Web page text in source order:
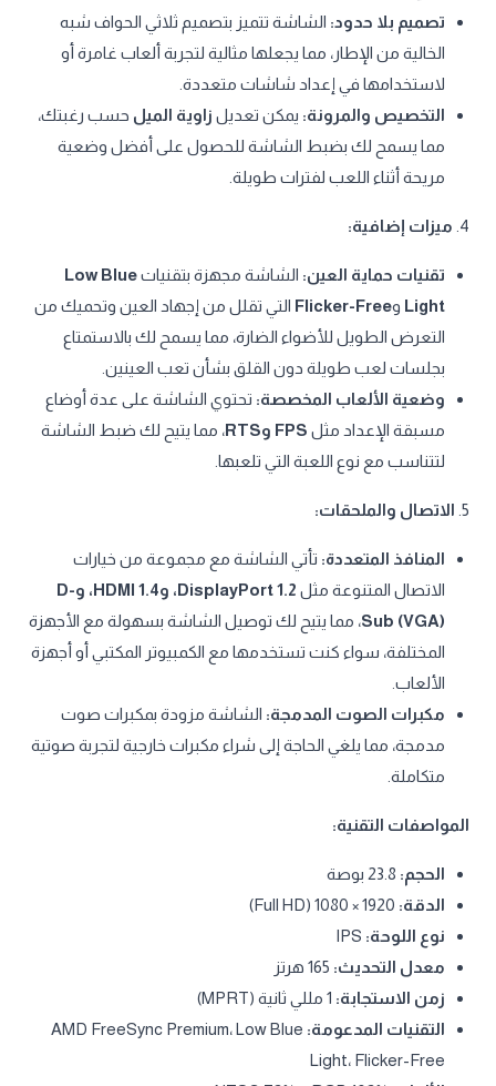
تصميم بلا حدود: الشاشة تتميز بتصميم ثلاثي الحواف شبه
الخالية من الإطار، مما يجعلها مثالية لتجربة ألعاب غامرة أو
لاستخدامها في إعداد شاشات متعددة.
التخصيص والمرونة: يمكن تعديل زاوية الميل حسب رغبتك،
مما يسمح لك بضبط الشاشة للحصول على أفضل وضعية
مريحة أثناء اللعب لفترات طويلة.
4. ميزات إضافية:
تقنيات حماية العين: الشاشة مجهزة بتقنياتLow Blue
Light وFlicker-Free التي تقلل من إجهاد العين وتحميك من
التعرض الطويل للأضواء الضارة، مما يسمح لك بالاستمتاع
بجلسات لعب طويلة دون القلق بشأن تعب العينين.
وضعية الألعاب المخصصة: تحتوي الشاشة على عدة أوضاع
مسبقة الإعداد مثل FPS وRTS
، مما يتيح لك ضبط الشاشة
لتتناسب مع نوع اللعبة التي تلعبها.
5. الاتصال والملحقات:
المنافذ المتعددة: تأتي الشاشة مع مجموعة من خيارات
الاتصال المتنوعة مثل
DisplayPort 1.2، وHDMI 1.4، وD-
Sub (VGA)، مما يتيح لك توصيل الشاشة بسهولة مع الأجهزة
المختلفة، سواء كنت تستخدمها مع الكمبيوتر المكتبي أو أجهزة
الألعاب.
مكبرات الصوت المدمجة: الشاشة مزودة بمكبرات صوت
مدمجة، مما يلغي الحاجة إلى شراء مكبرات خارجية لتجربة صوتية
متكاملة.
المواصفات التقنية:
الحجم:
الدقة:
نوع اللوحة:
معدل التحديث:
زمن الاستجابة:
التقنيات المدعومة: AMD FreeSync Premium، Low Blue
Light، Flicker-Free